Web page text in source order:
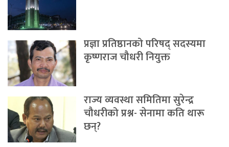
प्रज्ञा प्रतिष्ठानको परिषद् सदस्यमा
कृष्णराज चौधरी नियुक्त
राज्य व्यवस्था समितिमा सुरेन्द्र
चौधरीको प्रश्न- सेनामा कति थारू
छन्?